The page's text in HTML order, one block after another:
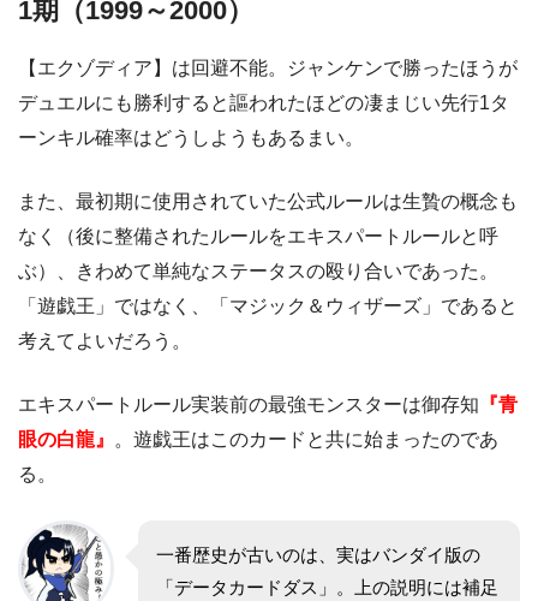
1期（1999～2000）
【エクゾディア】は回避不能。ジャンケンで勝ったほうが
デュエルにも勝利すると謳われたほどの凄まじい先行1タ
ーンキル確率はどうしようもあるまい。
また、最初期に使用されていた公式ルールは生贄の概念も
なく（後に整備されたルールをエキスパートルールと呼
ぶ）、きわめて単純なステータスの殴り合いであった。
「遊戯王」ではなく、「マジック＆ウィザーズ」であると
考えてよいだろう。
エキスパートルール実装前の最強モンスターは御存知 『青
眼の白龍』
。遊戯王はこのカードと共に始まったのであ
る。
一番歴史が古いのは、実はバンダイ版の
「データカードダス」。上の説明には補足